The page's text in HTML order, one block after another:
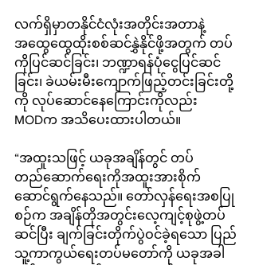
လက်ရှိမှာတနိုင်ငံလုံးအတိုင်းအတာနဲ့
အထွေထွေထိုးစစ်ဆင်နွှဲနိုင်ဖို့အတွက် တပ်
ကိုပြင်ဆင်ခြင်း၊ ဘဏ္ဍာရန်ပုံငွေပြင်ဆင်
ခြင်း၊ ခဲယမ်းမီး‌ကျောက်ဖြည့်တင်းခြင်းတို့
ကို လုပ်ဆောင်နေကြောင်းကိုလည်း
MODက အသိပေးထားပါတယ်။
“အထူးသဖြင့် ယခုအချိန်တွင် တပ်
တည်ဆောက်ရေးကိုအထူးအားစိုက်
ဆောင်ရွက်နေသည်။ တော်လှန်ရေးအစပြု
စဉ်က အချိန်တိုအတွင်းလေ့ကျင့်စုဖွဲ့တပ်
ဆင်ပြီး ချက်ခြင်းတိုက်ပွဲဝင်ခဲ့ရသော ပြည်
သူ့ကာကွယ်ရေးတပ်မတော်ကို ယခုအခါ